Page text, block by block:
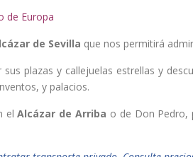
de Europa
de Sevilla que nos permitirá
sus plazas y callejuelas estrellas y
y palacios.
elAlcázar de Arriba o de Don Pedro,